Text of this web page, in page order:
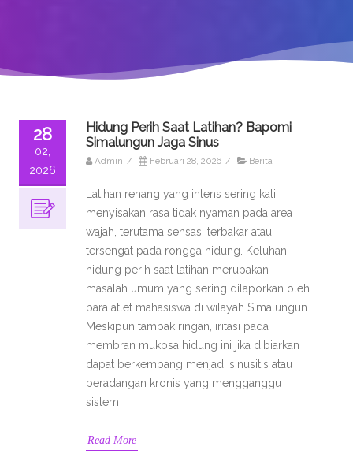
28
02,
2026
Hidung Perih Saat Latihan? Bapomi
Simalungun Jaga Sinus
Admin / Februari 28, 2026 / Berita
Latihan renang yang intens sering kali
menyisakan rasa tidak nyaman pada area
wajah, terutama sensasi terbakar atau
tersengat pada rongga hidung. Keluhan
hidung perih saat latihan merupakan
masalah umum yang sering dilaporkan oleh
para atlet mahasiswa di wilayah Simalungun.
Meskipun tampak ringan, iritasi pada
membran mukosa hidung ini jika dibiarkan
dapat berkembang menjadi sinusitis atau
peradangan kronis yang mengganggu
sistem
Read More